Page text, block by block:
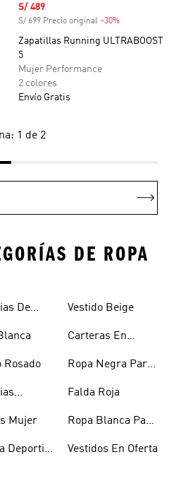
Precio de venta
S/ 489
S/ 699 Precio original -30%
Zapatillas Running ULTRABOOST
5
Mujer Performance
2 colores
Envío Gratis
1 de 2
DE ROPA
De
Rosado
Mujer
Deportiva
Vestido Beige
Carteras En
Ropa Negra Para
Falda Roja
Ropa Blanca Para
Vestidos En Oferta